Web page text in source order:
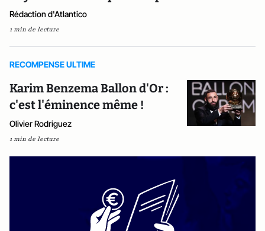
Rédaction d'Atlantico
1 min de lecture
RECOMPENSE ULTIME
Karim Benzema Ballon d'Or :
c'est l'éminence même !
Olivier Rodriguez
1 min de lecture